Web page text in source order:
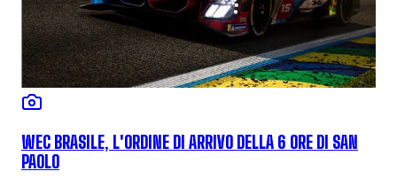
WEC BRASILE, L'ORDINE DI ARRIVO DELLA 6 ORE DI SAN
PAOLO